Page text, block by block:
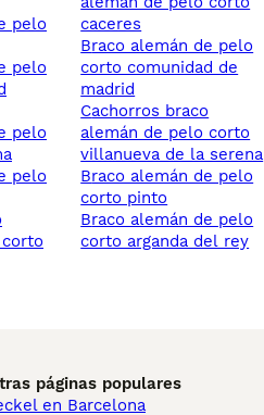
caceres
braco alemán de pelo
corto comunidad de
madrid
cachorros braco
alemán de pelo corto
villanueva de la serena
braco alemán de pelo
corto pinto
braco alemán de pelo
corto arganda del rey
páginas populares
en Barcelona